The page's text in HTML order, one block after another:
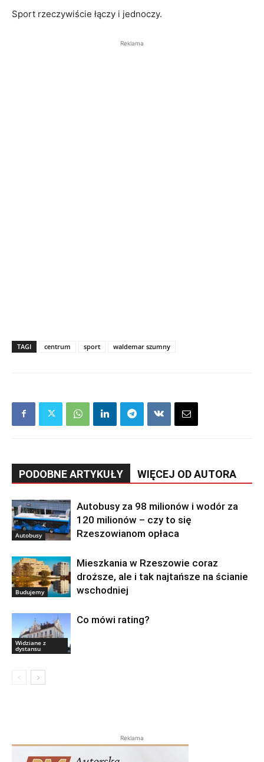
Sport rzeczywiście łączy i jednoczy.
Reklama
TAGI centrum sport waldemar szumny
PODOBNE ARTYKUŁY WIĘCEJ OD AUTORA
Autobusy
Autobusy za 98 milionów i wodór za
120 milionów – czy to się
Rzeszowianom opłaca
Budujemy
Mieszkania w Rzeszowie coraz
droższe, ale i tak najtańsze na ścianie
wschodniej
Widziane z
dystansu
Co mówi rating?
Reklama